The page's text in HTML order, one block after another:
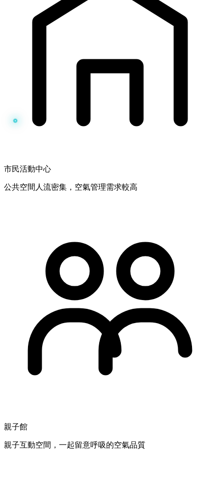
市民活動中心
公共空間人流密集，空氣管理需求較高
親子館
親子互動空間，一起留意呼吸的空氣品質